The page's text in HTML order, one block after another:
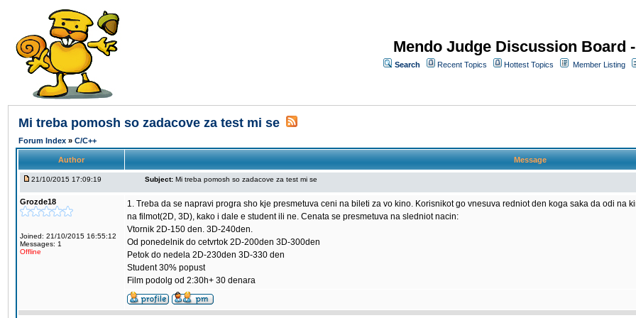
Mendo Judge Discussion Board
Search Recent Topics Hottest Topics Member Listing
Mi treba pomosh so zadacove za test mi se
Forum Index » C/C++
Author Message
21/10/2015 17:09:19 Subject: Mi treba pomosh so zadacove za test mi se
Grozde18
Joined: 21/10/2015 16:55:12
Messages: 1
Offline
1. Treba da se napravi progra sho kje presmetuva ceni na bileti za vo kino. Korisnikot go vnesuva redniot den koga saka da odi na
na filmot(2D, 3D), kako i dale e student ili ne. Cenata se presmetuva na sledniot nacin:
Vtornik 2D-150 den. 3D-240den.
Od ponedelnik do cetvrtok 2D-200den 3D-300den
Petok do nedela 2D-230den 3D-330 den
Student 30% popust
Film podolg od 2:30h+ 30 denara